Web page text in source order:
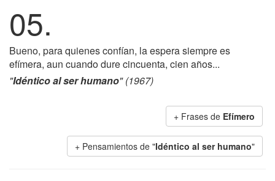
05.
Bueno, para quienes confían, la espera siempre es
efímera, aun cuando dure cincuenta, cien años...
"Idéntico al ser humano" (1967)
+ Frases de Efímero
+ Pensamientos de "Idéntico al ser humano"